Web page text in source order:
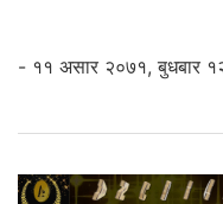
- ११ असार २०७१, बुधबार